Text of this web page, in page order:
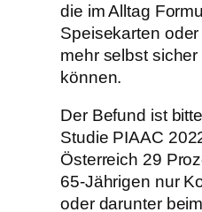
die im Alltag
Speisekarten
mehr selbst
können.
Der Befund ist
Studie PIAAC
Österreich 29
65-Jährigen nur
oder darunter